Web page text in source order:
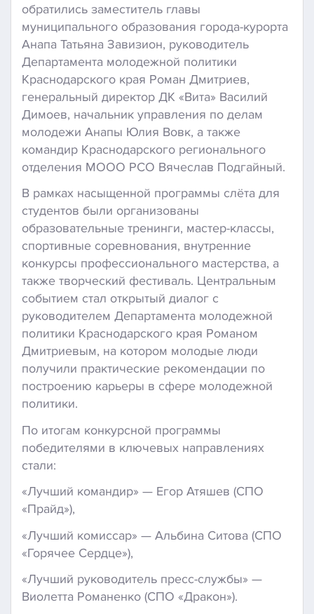
обратились заместитель главы
муниципального образования города-курорта
Анапа Татьяна Завизион, руководитель
Департамента молодежной политики
Краснодарского края Роман Дмитриев,
генеральный директор ДК «Вита» Василий
Димоев, начальник управления по делам
молодежи Анапы Юлия Вовк, а также
командир Краснодарского регионального
отделения МООО РСО Вячеслав Подгайный.
В рамках насыщенной программы слёта для
студентов были организованы
образовательные тренинги, мастер-классы,
спортивные соревнования, внутренние
конкурсы профессионального мастерства, а
также творческий фестиваль. Центральным
событием стал открытый диалог с
руководителем Департамента молодежной
политики Краснодарского края Романом
Дмитриевым, на котором молодые люди
получили практические рекомендации по
построению карьеры в сфере молодежной
политики.
По итогам конкурсной программы
победителями в ключевых направлениях
стали:
«Лучший командир» — Егор Атяшев (СПО
«Прайд»),
«Лучший комиссар» — Альбина Ситова (СПО
«Горячее Сердце»),
«Лучший руководитель пресс-службы» —
Виолетта Романенко (СПО «Дракон»).